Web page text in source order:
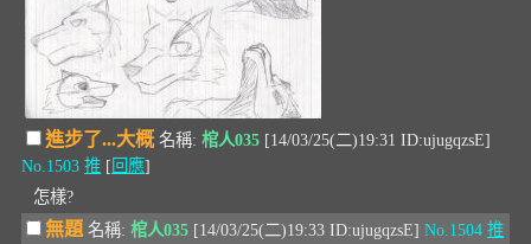
進步了...大概 名稱: 棺人035 [14/03/25(二)19:31 ID:ujugqzsE]
No.1503 推 [回應]
怎樣?
無題 名稱: 棺人035 [14/03/25(二)19:33 ID:ujugqzsE] No.1504 推